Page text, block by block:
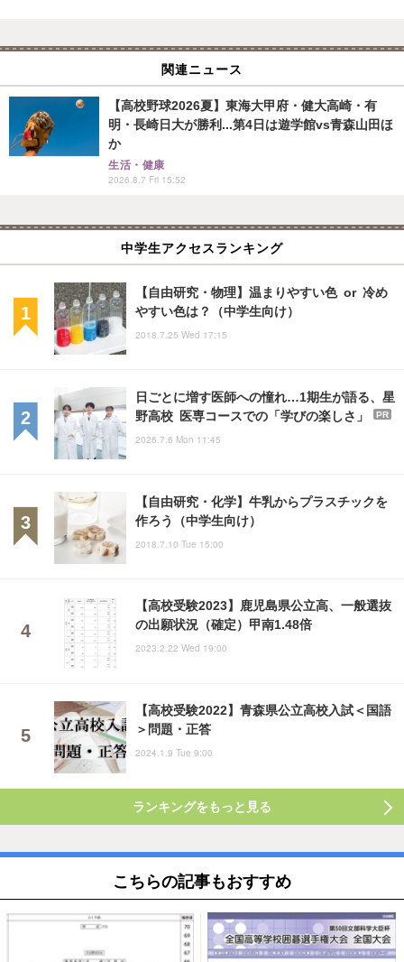
関連ニュース
【高校野球2026夏】東海大甲府・健大高崎・有
明・長崎日大が勝利...第4日は遊学館vs青森山田ほ
か
生活・健康
2026.8.7 Fri 15:52
中学生アクセスランキング
【自由研究・物理】温まりやすい色 or 冷め
やすい色は？（中学生向け）
2018.7.25 Wed 17:15
日ごとに増す医師への憧れ…1期生が語る、星
野高校 医専コースでの「学びの楽しさ」
PR
2026.7.6 Mon 11:45
【自由研究・化学】牛乳からプラスチックを
作ろう（中学生向け）
2018.7.10 Tue 15:00
【高校受験2023】鹿児島県公立高、一般選抜
の出願状況（確定）甲南1.48倍
2023.2.22 Wed 19:00
【高校受験2022】青森県公立高校入試＜国語
＞問題・正答
2024.1.9 Tue 9:00
ランキングをもっと見る
こちらの記事もおすすめ